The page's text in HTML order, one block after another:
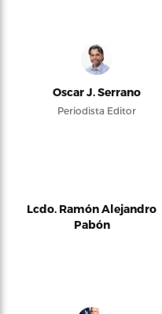
Oscar J. Serrano
Periodista Editor
Lcdo. Ramón Alejandro
Pabón